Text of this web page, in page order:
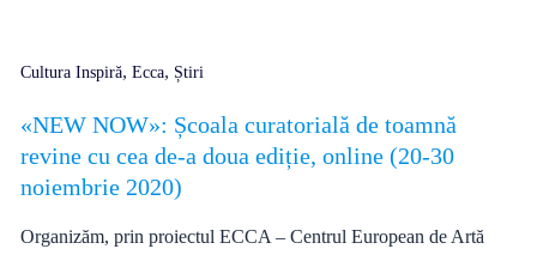
Cultura Inspiră, Ecca, Știri
«NEW NOW»: Școala curatorială de toamnă
revine cu cea de-a doua ediție, online (20-30
noiembrie 2020)
Organizăm, prin proiectul ECCA – Centrul European de Artă